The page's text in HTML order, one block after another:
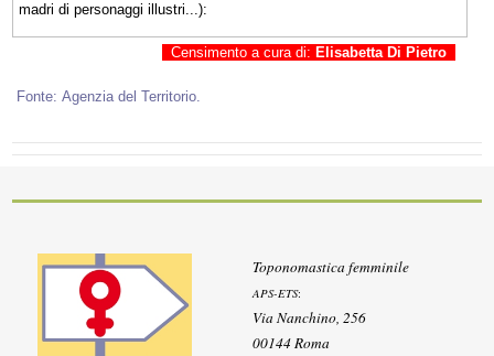
madri di personaggi illustri...):
Censimento a cura di: Elisabetta Di Pietro
Fonte: Agenzia del Territorio.
Toponomastica femminile
APS-ETS:
Via Nanchino, 256
00144 Roma